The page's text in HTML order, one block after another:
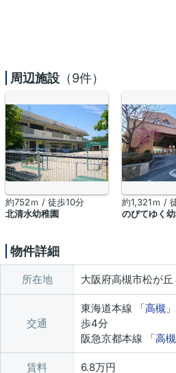
周辺施設 （9件）
約752ｍ / 徒歩10分
北清水幼稚園
約1,321ｍ /
のびてゆく
物件詳細
所在地 大阪府高槻市松が丘
交通
東海道本線 「高槻
歩4分
阪急京都本線 「高
賃料 6.8万円